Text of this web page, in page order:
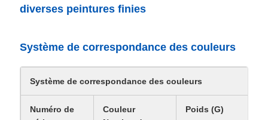
diverses peintures finies
Système de correspondance des couleurs
Système de correspondance des couleurs
Numéro de
Couleur
Poids (G)